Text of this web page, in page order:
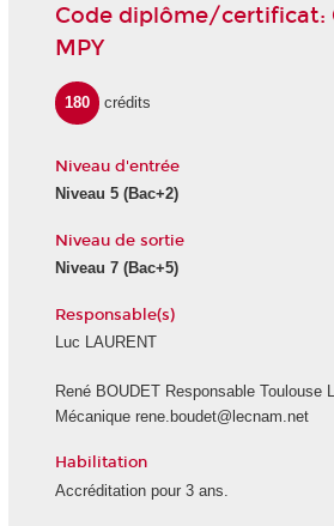
Code diplôme/certificat:
MPY
180 crédits
Niveau d'entrée
Niveau 5(Bac+2)
Niveau de sortie
Niveau 7(Bac+5)
Responsable(s)
Luc LAURENT
René BOUDET Responsable Toulouse
Mécanique rene.boudet@lecnam.net
Habilitation
Accréditation pour 3 ans.